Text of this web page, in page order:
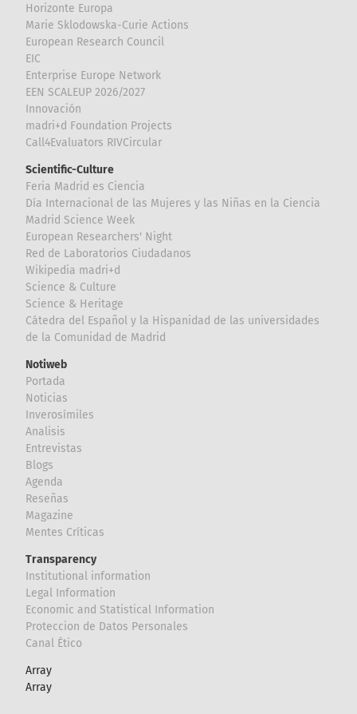
Horizonte Europa
Marie Sklodowska-Curie Actions
European Research Council
EIC
Enterprise Europe Network
EEN SCALEUP 2026/2027
Innovación
madri+d Foundation Projects
Call4Evaluators RIVCircular
Scientific-Culture
Feria Madrid es Ciencia
Día Internacional de las Mujeres y las Niñas en la Ciencia
Madrid Science Week
European Researchers' Night
Red de Laboratorios Ciudadanos
Wikipedia madri+d
Science & Culture
Science & Heritage
Cátedra del Español y la Hispanidad de las universidades
de la Comunidad de Madrid
Notiweb
Portada
Noticias
Inverosímiles
Analisis
Entrevistas
Blogs
Agenda
Reseñas
Magazine
Mentes Críticas
Transparency
Institutional information
Legal Information
Economic and Statistical Information
Proteccion de Datos Personales
Canal Ético
Array
Array